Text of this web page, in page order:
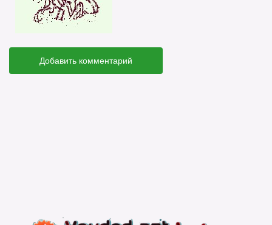
Добавить комментарий